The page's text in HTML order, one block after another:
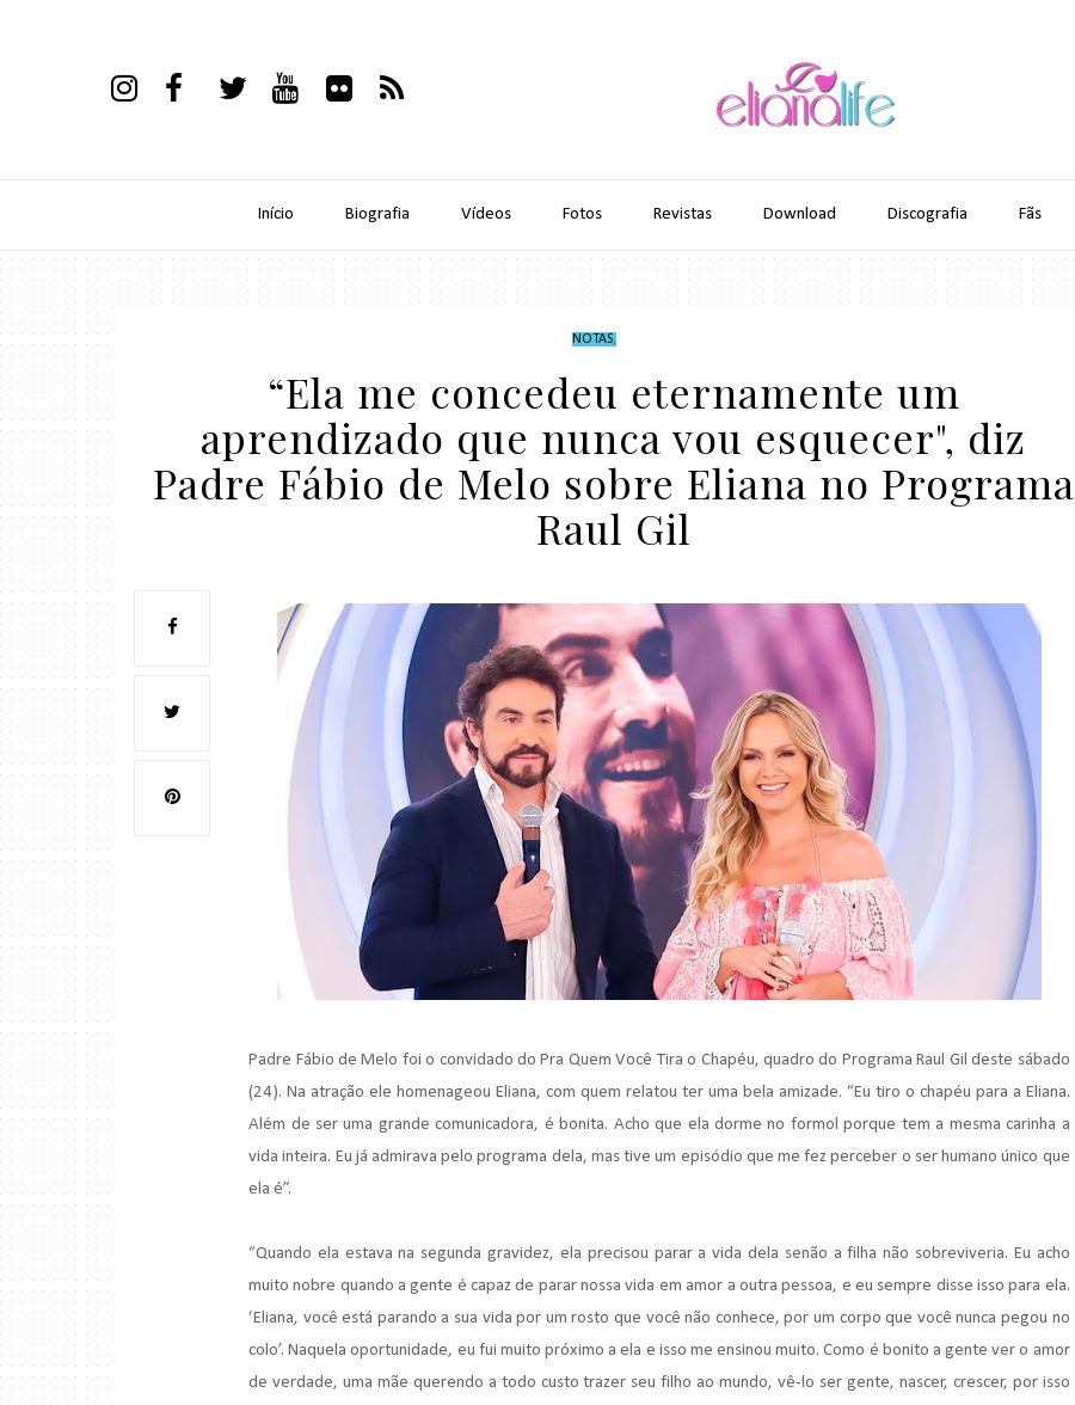
Início Biografia Vídeos Fotos Revistas Download Discografia Fãs
NOTAS,
“Ela me concedeu eternamente um
aprendizado que nunca vou esquecer", diz
Padre Fábio de Melo sobre Eliana no Programa
Raul Gil
Padre Fábio de Melo foi o convidado do Pra Quem Você Tira o Chapéu, quadro do Programa Raul Gil deste sábado
(24). Na atração ele homenageou Eliana, com quem relatou ter uma bela amizade. “Eu tiro o chapéu para a Eliana.
Além de ser uma grande comunicadora, é bonita. Acho que ela dorme no formol porque tem a mesma carinha a
vida inteira. Eu já admirava pelo programa dela, mas tive um episódio que me fez perceber o ser humano único que
ela é”.
“Quando ela estava na segunda gravidez, ela precisou parar a vida dela senão a filha não sobreviveria. Eu acho
muito nobre quando a gente é capaz de parar nossa vida em amor a outra pessoa, e eu sempre disse isso para ela.
‘Eliana, você está parando a sua vida por um rosto que você não conhece, por um corpo que você nunca pegou no
colo’. Naquela oportunidade, eu fui muito próximo a ela e isso me ensinou muito. Como é bonito a gente ver o amor
de verdade, uma mãe querendo a todo custo trazer seu filho ao mundo, vê-lo ser gente, nascer, crescer, por isso